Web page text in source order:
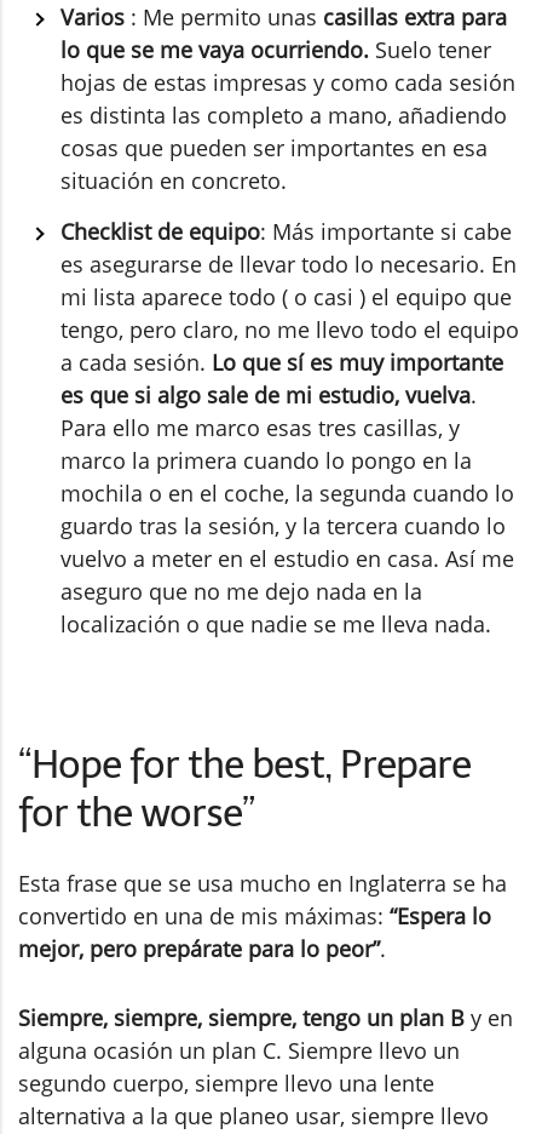
Varios : Me permito unas casillas extra para
lo que se me vaya ocurriendo. Suelo tener
hojas de estas impresas y como cada sesión
es distinta las completo a mano, añadiendo
cosas que pueden ser importantes en esa
situación en concreto.
Checklist de equipo: Más importante si cabe
es asegurarse de llevar todo lo necesario. En
mi lista aparece todo ( o casi ) el equipo que
tengo, pero claro, no me llevo todo el equipo
a cada sesión. Lo que sí es muy importante
es que si algo sale de mi estudio, vuelva.
Para ello me marco esas tres casillas, y
marco la primera cuando lo pongo en la
mochila o en el coche, la segunda cuando lo
guardo tras la sesión, y la tercera cuando lo
vuelvo a meter en el estudio en casa. Así me
aseguro que no me dejo nada en la
localización o que nadie se me lleva nada.
“Hope for the best, Prepare
for the worse”
Esta frase que se usa mucho en Inglaterra se ha
convertido en una de mis máximas: “Espera lo
mejor, pero prepárate para lo peor”.
Siempre, siempre, siempre, tengo un plan B y en
alguna ocasión un plan C. Siempre llevo un
segundo cuerpo, siempre llevo una lente
alternativa a la que planeo usar, siempre llevo